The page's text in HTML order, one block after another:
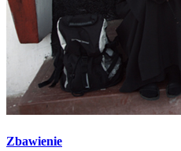
Zbawienie